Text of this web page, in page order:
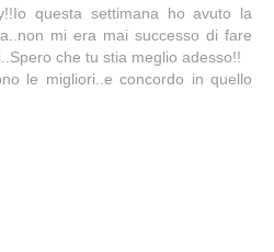
questa settimana ho avuto la
mi era mai successo di fare
che tu stia meglio adesso!!
le migliori..e concordo in quello